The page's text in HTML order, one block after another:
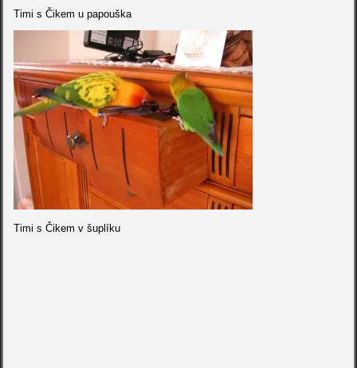
Timi s Čikem u papouška
Timi s Čikem v šuplíku